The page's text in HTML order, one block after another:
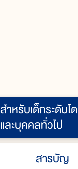
สำหรับเด็กระดับโต
และบุคคลทั่วไป
สารบัญ